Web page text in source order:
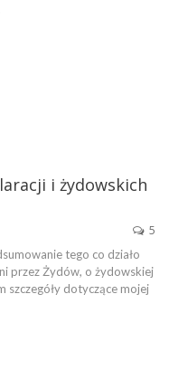
i żydowskich
5
tego co działo
przez Żydów, o żydowskiej
szczegóły dotyczące mojej